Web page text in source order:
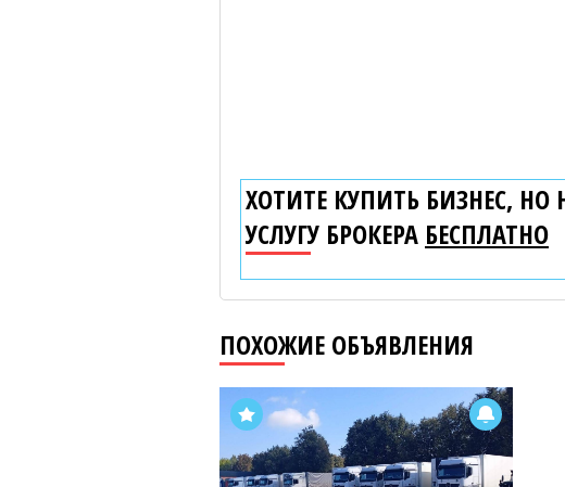
ХОТИТЕ КУПИТЬ БИЗНЕС, НО
УСЛУГУ БРОКЕРА БЕСПЛАТНО
ПОХОЖИЕ ОБЪЯВЛЕНИЯ